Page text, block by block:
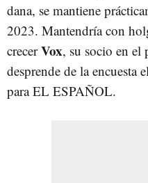
dana, se mantiene
2023. Mantendría con
crecerVox, su socio en
desprende de la encuesta
para EL ESPAÑOL.